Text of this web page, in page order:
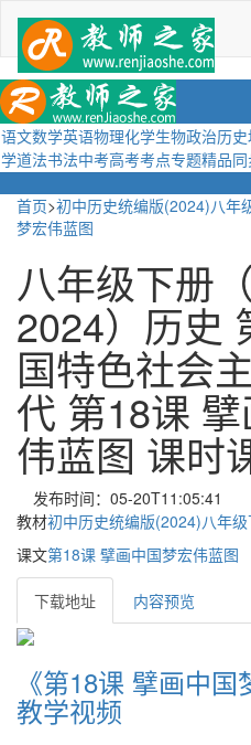
语文数学英语物理化学生物政治历史
学道法书法中考高考考点专题精品
首页>初中历史统编版(2024)八年
梦宏伟蓝图
八年级下册
2024）历史
国特色社会
代 第18课
伟蓝图 课时
发布时间：05-20T11:05:41
教材初中历史统编版(2024)八年
课文第18课 擘画中国梦宏伟蓝图
下载地址 内容预览
《第18课 擘画中
教学视频